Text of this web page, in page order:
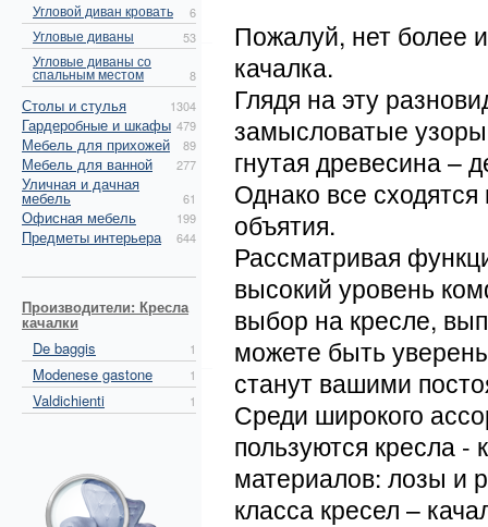
Угловой диван кровать 6
Угловые диваны 53
Угловые диваны со
спальным местом 8
Столы и стулья 1304
Гардеробные и шкафы 479
Мебель для прихожей 89
Мебель для ванной 277
Уличная и дачная
мебель 61
Офисная мебель 199
Предметы интерьера 644
Производители: Кресла
качалки
De baggis
1
Modenese gastone 1
Valdichienti 1
Пожалуй, нет более
качалка.
Глядя на эту
замысловатые
гнутая древесина –
Однако все
объятия.
Рассматривая
высокий уровень
выбор на кресле,
можете быть
станут вашими
Среди широкого
пользуются кресла -
материалов: лозы и
класса кресел –